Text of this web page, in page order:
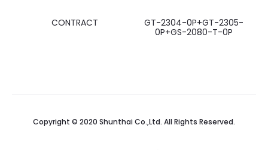
CONTRACT
GT-2304-0P+GT-2305-
0P+GS-2080-T-0P
Copyright © 2020 Shunthai Co.,Ltd. All Rights Reserved.